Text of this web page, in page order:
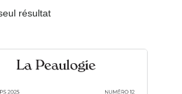
résultat